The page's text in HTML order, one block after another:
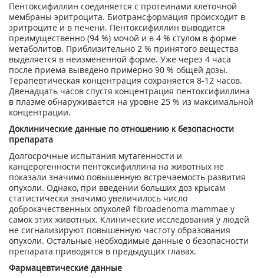
Пентоксифиллин соединяется с протеинами клеточной
мембраны эритроцита. Биотрансформация происходит в
эритроците и в печени. Пентоксифиллин выводится
преимущественно (94 %) мочой и в 4 % стулом в форме
метаболитов. Приблизительно 2 % принятого вещества
выделяется в неизмененной форме. Уже через 4 часа
после приема выведено примерно 90 % общей дозы.
Терапевтическая концентрация сохраняется 8-12 часов.
Двенадцать часов спустя концентрация пентоксифиллина
в плазме обнаруживается на уровне 25 % из максимальной
концентрации.
Доклинические данные по отношению к безопасности
препарата
Долгосрочные испытания мутагенности и
канцерогенности пентоксифиллина на животных не
показали значимо повышенную встречаемость развития
опухоли. Однако, при введении больших доз крысам
статистически значимо увеличилось число
доброкачественных опухолей fibroadenoma mammae у
самок этих животных. Клинические исследования у людей
не сигнализируют повышенную частоту образования
опухоли. Остальные необходимые данные о безопасности
препарата приводятся в предыдущих главах.
Фармацевтические данные